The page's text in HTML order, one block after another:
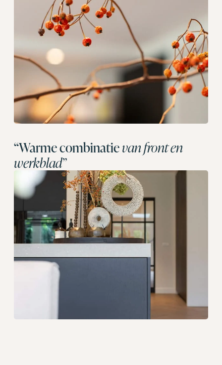
“Warme combinatievan front en
werkblad”